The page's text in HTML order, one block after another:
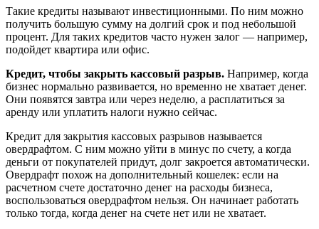
Такие кредиты называют инвестиционными. По ним можно
получить большую сумму на долгий срок и под небольшой
процент. Для таких кредитов часто нужен залог — например,
подойдет квартира или офис.
Кредит, чтобы закрыть кассовый разрыв. Например, когда
бизнес нормально развивается, но временно не хватает денег.
Они появятся завтра или через неделю, а расплатиться за
аренду или уплатить налоги нужно сейчас.
Кредит для закрытия кассовых разрывов называется
овердрафтом. С ним можно уйти в минус по счету, а когда
деньги от покупателей придут, долг закроется автоматически.
Овердрафт похож на дополнительный кошелек: если на
расчетном счете достаточно денег на расходы бизнеса,
воспользоваться овердрафтом нельзя. Он начинает работать
только тогда, когда денег на счете нет или не хватает.